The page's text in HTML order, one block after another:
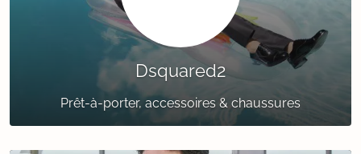
Dsquared2
Prêt-à-porter, accessoires & chaussures